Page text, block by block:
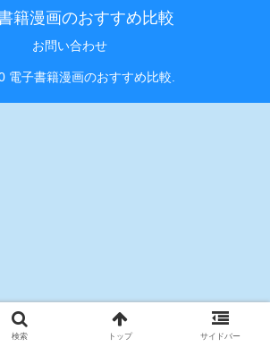
籍漫画のおすすめ比較
お問い合わせ
電子書籍漫画のおすすめ比較.
検索 トップ サイドバー